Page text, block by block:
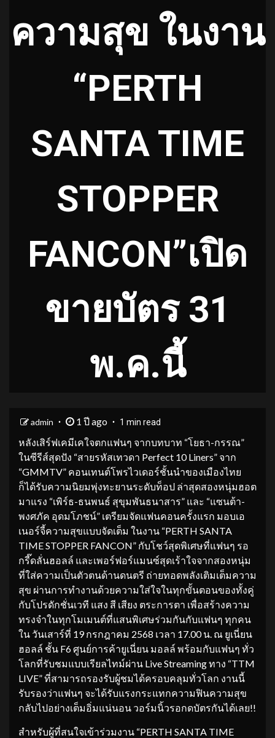
ความสุข ในงาน
“PERTH
SANTA TIME
STOPPER
FANCON”เปิด
ขายบัตร 31
พ.ค.นี้
admin 1 ปี ago 1 min read
หลังเสิร์ฟเคมีเคใจตกแฟนๆ จากบทบาท “โยธา-กรรณ”
ในซีรีส์สุดปัง “สายรหัสเทวดา Perfect 10 Liners” จาก
“GMMTV” คอนเทนต์โพรไวเดอร์ชั้นนำของเมืองไทย
ก็ได้รับความนิยมพุ่งทะยานระดับท็อป ล่าสุดสองหนุ่มฮอต
มาแรง “เพิร์ธ-ธนพนธ์ สุขุมพันธนาสาร” และ “แซนต้า-
พงศภัค อุดมโภชน์” เตรียมจัดแฟนคอนครั้งแรก มอบเอ
เนอร์จี้ความสุขแบบจัดเต็ม ในงาน “PERTH SANTA
TIME STOPPER FANCON” กับโชว์สุดพิเศษที่แฟนๆ รอ
กรี๊ดลั่นฮอลล์ และเพอร์ฟอร์แมนซ์สุดเร้าใจจากสองหนุ่ม
ที่ใส่ความเป็นตัวตนด้านดนตรี ถ่ายทอดพลังเติมเต็มความ
สุข ผ่านการทำงานด้วยความใส่ใจในทุกขั้นตอนของทั้งคู่
กับโปรดักชั่นเวที แสง สี เสียง ตระการตา เพื่อสร้างความ
ทรงจำในทุกโมเมนต์ที่แสนพิเศษร่วมกันกับแฟนๆ ทุกคน
ใน วันเสาร์ที่ 19 กรกฎาคม 2568 เวลา 17.00 น. ณ ยูเนี่ยน
ฮอลล์ ชั้น F6 ศูนย์การค้ายูเนี่ยน มอลล์ พร้อมกับแฟนๆ ทั่ว
โลกที่รับชมแบบเรียลไทม์ผ่าน Live Streaming ทาง “TTM
LIVE” ที่สามารถรองรับผู้ชมได้ครอบคลุมทั่วโลก งานนี้
รับรองว่าแฟนๆ จะได้รับแรงกระแทกความฟินความสุข
กลับไปอย่างเต็มอิ่มแน่นอน วอร์มนิ้วรอกดบัตรกันได้เลย!!
สำหรับผู้ที่สนใจเข้าร่วมงาน “PERTH SANTA TIME